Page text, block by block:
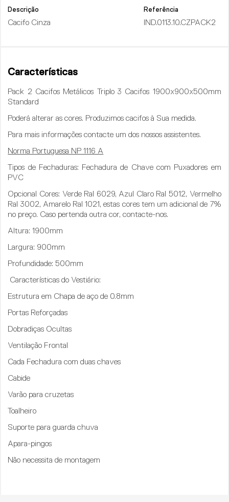
Descrição
Cacifo Cinza
Referência
IND.0113.10.CZPACK2
Características
Pack 2 Cacifos Metálicos Triplo 3 Cacifos 1900x900x500mm
Standard
Poderá alterar as cores. Produzimos cacifos à Sua medida.
Para mais informações contacte um dos nossos assistentes.
Norma Portuguesa NP 1116 A
Tipos de Fechaduras: Fechadura de Chave com Puxadores em
PVC
Opcional Cores: Verde Ral 6029, Azul Claro Ral 5012, Vermelho
Ral 3002, Amarelo Ral 1021, estas cores tem um adicional de 7%
no preço. Caso pertenda outra cor, contacte-nos.
Altura: 1900mm
Largura: 900mm
Profundidade: 500mm
Características do Vestiário:
Estrutura em Chapa de aço de 0.8mm
Portas Reforçadas
Dobradiças Ocultas
Ventilação Frontal
Cada Fechadura com duas chaves
Cabide
Varão para cruzetas
Toalheiro
Suporte para guarda chuva
Apara-pingos
Não necessita de montagem